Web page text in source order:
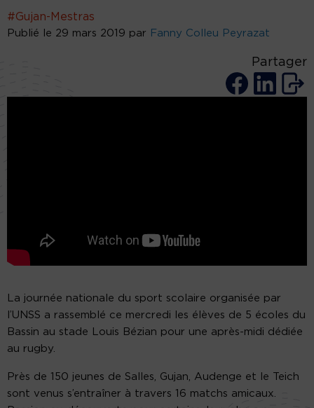
#Gujan-Mestras
Publié le 29 mars 2019 par Fanny Colleu Peyrazat
Partager
La journée nationale du sport scolaire organisée par
l’UNSS a rassemblé ce mercredi les élèves de 5 écoles du
Bassin au stade Louis Bézian pour une après-midi dédiée
au rugby.
Près de 150 jeunes de Salles, Gujan, Audenge et le Teich
sont venus s’entraîner à travers 16 matchs amicaux.